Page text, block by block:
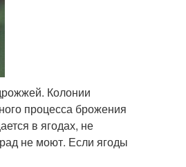
Колонии
процесса брожения
в ягодах, не
не моют. Если ягоды